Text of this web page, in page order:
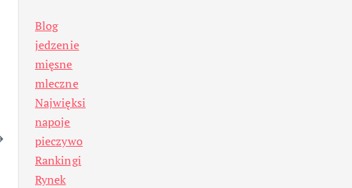
Blog
jedzenie
mięsne
mleczne
Najwięksi
napoje
pieczywo
Rankingi
Rynek